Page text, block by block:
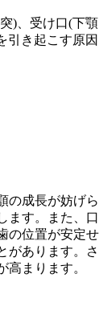
)、受け口(下顎
引き起こす原因
の成長が妨げら
ます。また、口
の位置が安定せ
があります。さ
高まります。